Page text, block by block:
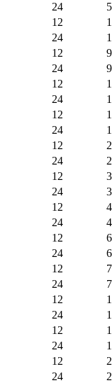
24
12
24
12
24
12
24
12
24
12
24
12
24
12
24
12
24
12
24
12
24
12
24
12
24